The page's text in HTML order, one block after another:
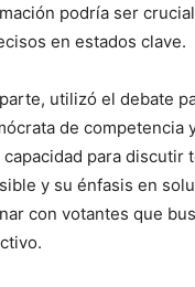
podría ser
en estados clave.
utilizó el debate
de competencia
para discutir
y su énfasis en
con votantes que